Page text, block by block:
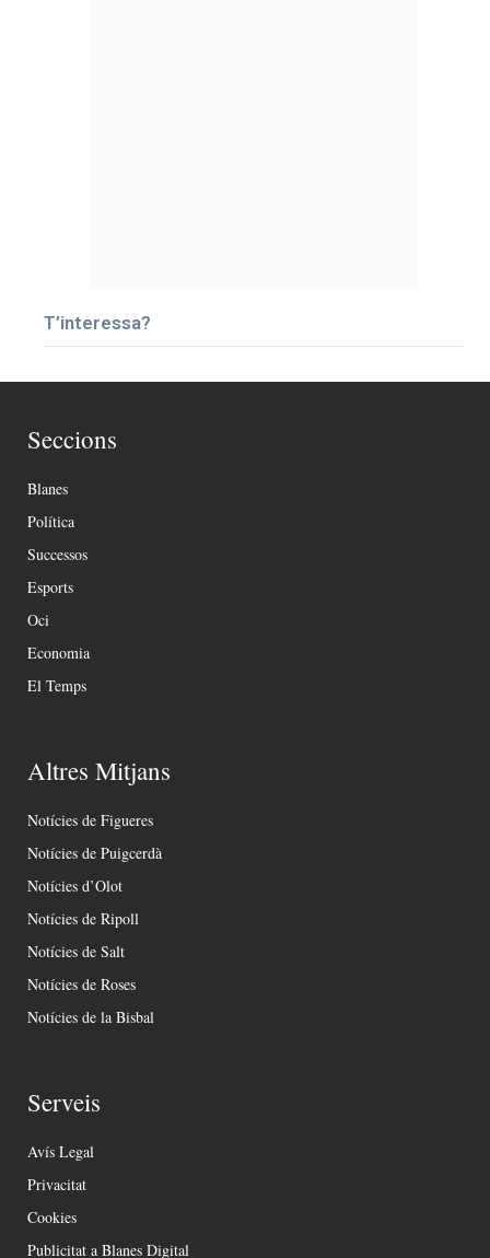
T’interessa?
Seccions
Blanes
Política
Successos
Esports
Oci
Economia
El Temps
Altres Mitjans
Notícies de Figueres
Notícies de Puigcerdà
Notícies d’Olot
Notícies de Ripoll
Notícies de Salt
Notícies de Roses
Notícies de la Bisbal
Serveis
Avís Legal
Privacitat
Cookies
Publicitat a Blanes Digital